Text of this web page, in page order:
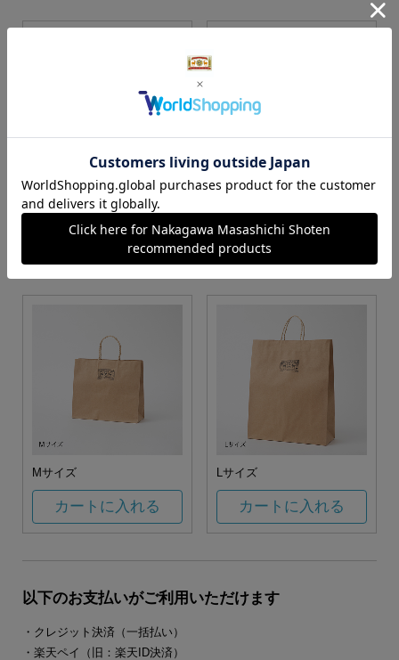
S・M・Lサイズより当店に
お任せ
カートに入れる カートに入れる
Mサイズ
カートに入れる
Lサイズ
カートに入れる
以下のお支払いがご利用いただけます
・クレジット決済（一括払い）
・楽天ペイ（旧：楽天ID決済）